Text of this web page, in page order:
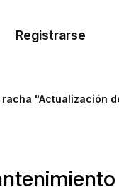
Registrarse
"Actualización